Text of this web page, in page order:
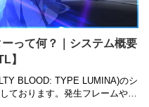
って何？｜システム概要
】
BLOOD: TYPE LUMINA)のシ
ております。発生フレームや読